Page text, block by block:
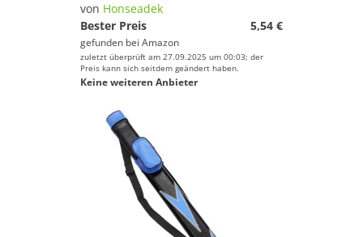
von Honseadek
Bester Preis
5,54 €
gefunden bei Amazon
zuletzt überprüft am 27.09.2025 um 00:03; der
Preis kann sich seitdem geändert haben.
Keine weiteren Anbieter